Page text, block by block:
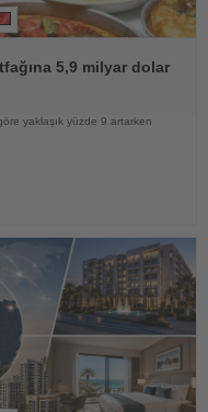
5,9 milyar dolar
yaklaşık yüzde 9 artarken